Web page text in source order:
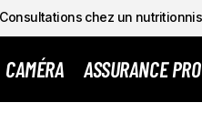
Consultations chez un
CAMÉRA ASSURANCE PRO